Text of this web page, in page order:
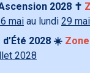
2028 ✝️
mai au lundi 29 mai
2028 ☀️
2028